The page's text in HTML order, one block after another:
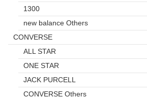
1300
new balance Others
CONVERSE
ALL STAR
ONE STAR
JACK PURCELL
CONVERSE Others